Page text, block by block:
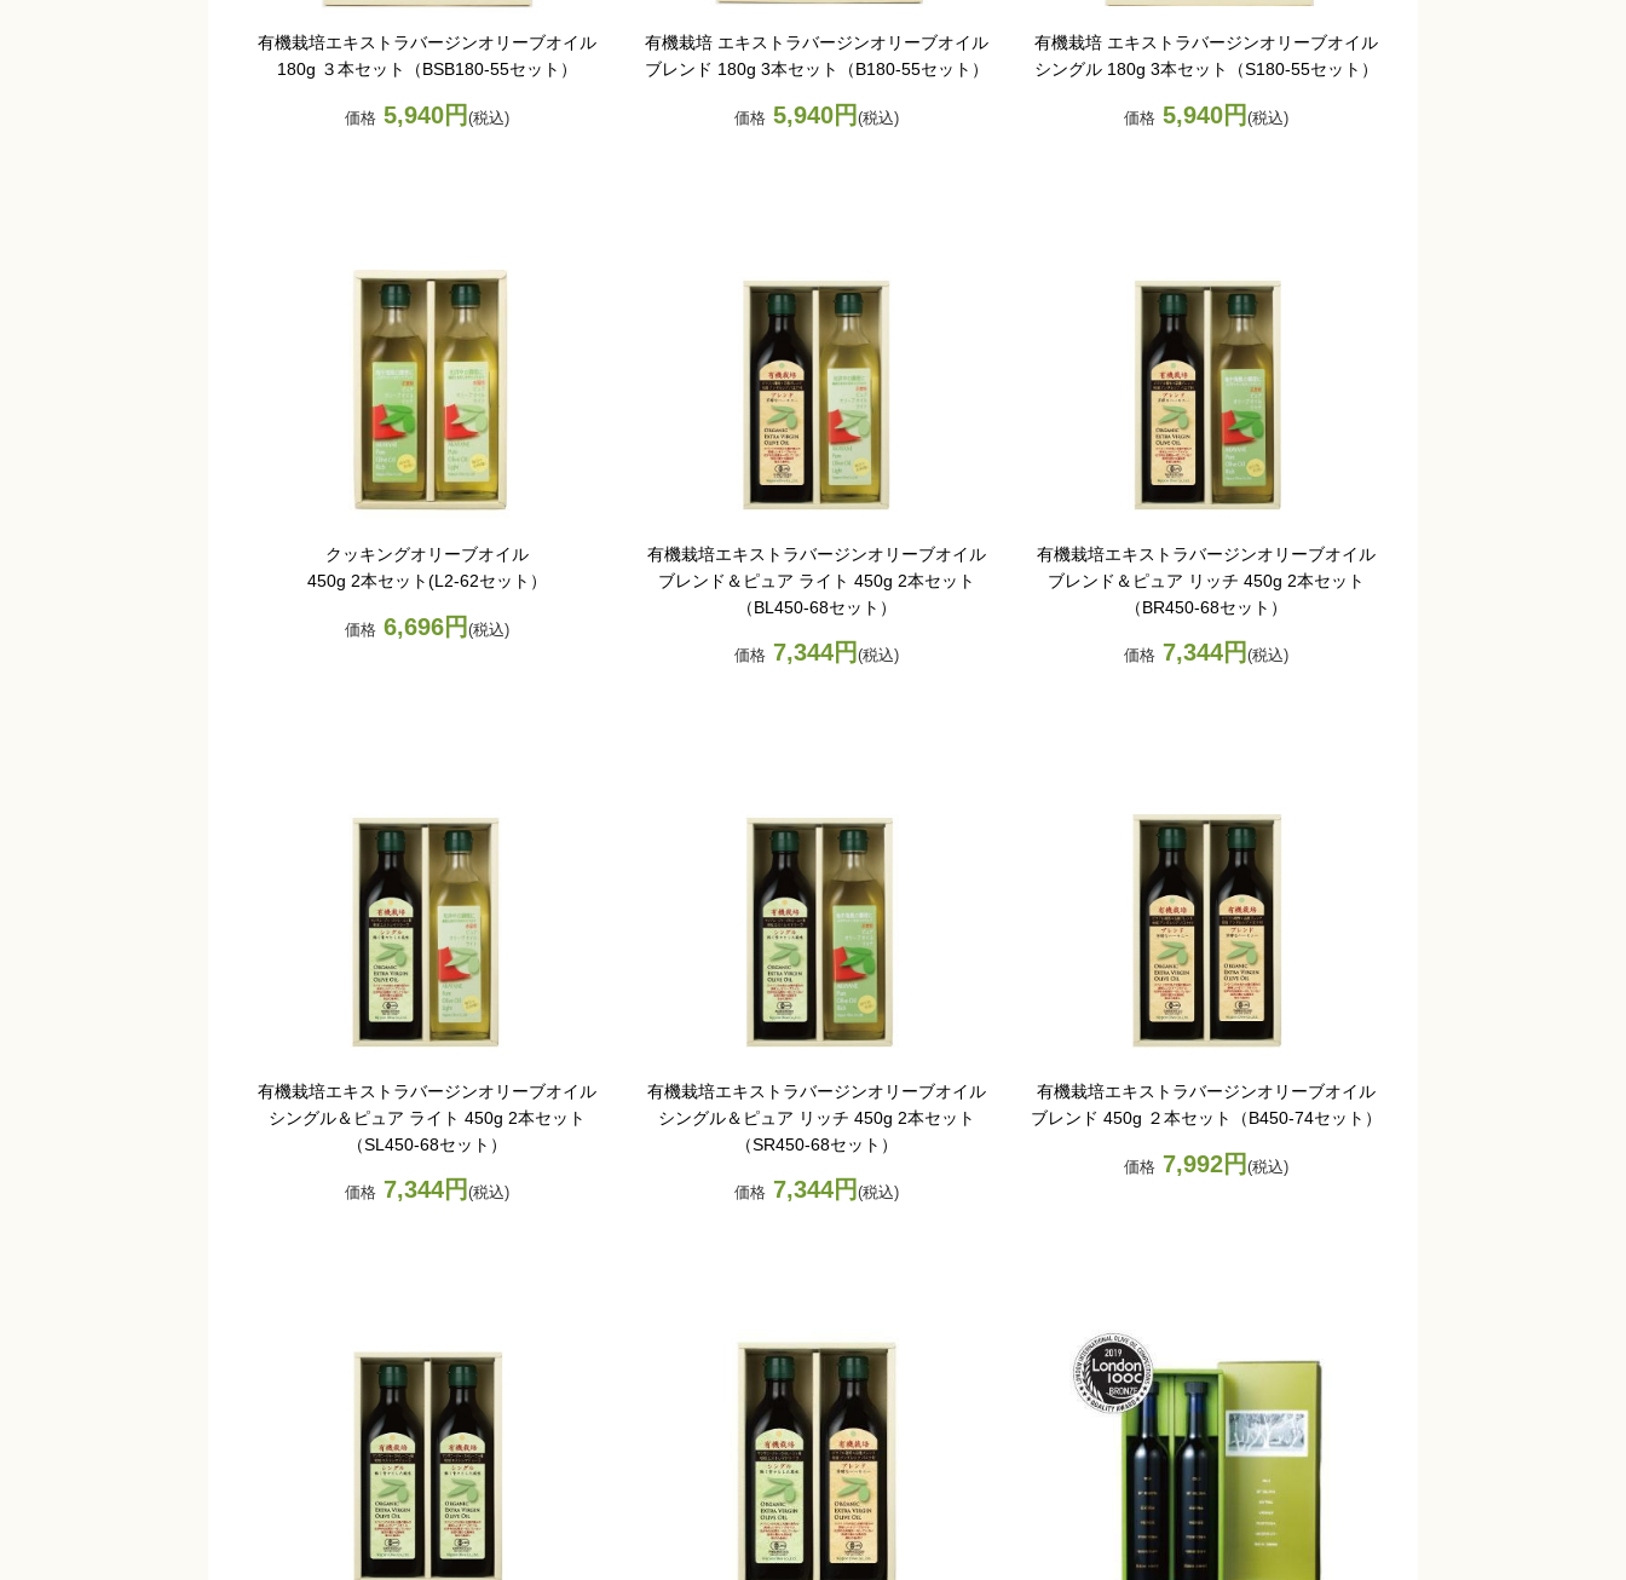
有機栽培エキストラバージンオリーブオイル
180g ３本セット（BSB180-55セット）
価格 5,940円(税込)
有機栽培 エキストラバージンオリーブオイル
ブレンド 180g 3本セット（B180-55セット）
価格 5,940円(税込)
有機栽培 エキストラバージンオリーブオイル
シングル 180g 3本セット（S180-55セット）
価格 5,940円(税込)
クッキングオリーブオイル
450g 2本セット(L2-62セット）
価格 6,696円(税込)
有機栽培エキストラバージンオリーブオイル
ブレンド＆ピュア ライト 450g 2本セット
（BL450-68セット）
価格 7,344円(税込)
有機栽培エキストラバージンオリーブオイル
ブレンド＆ピュア リッチ 450g 2本セット
（BR450-68セット）
価格 7,344円(税込)
有機栽培エキストラバージンオリーブオイル
シングル＆ピュア ライト 450g 2本セット
（SL450-68セット）
価格 7,344円(税込)
有機栽培エキストラバージンオリーブオイル
シングル＆ピュア リッチ 450g 2本セット
（SR450-68セット）
価格 7,344円(税込)
有機栽培エキストラバージンオリーブオイル
ブレンド 450g ２本セット（B450-74セット）
価格 7,992円(税込)